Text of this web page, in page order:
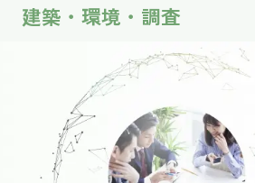
コンタクトセンター
セールスプロモーション
教育・研修
建築・環境・調査
エネルギー企業さま向けサー
建築・環境・調査